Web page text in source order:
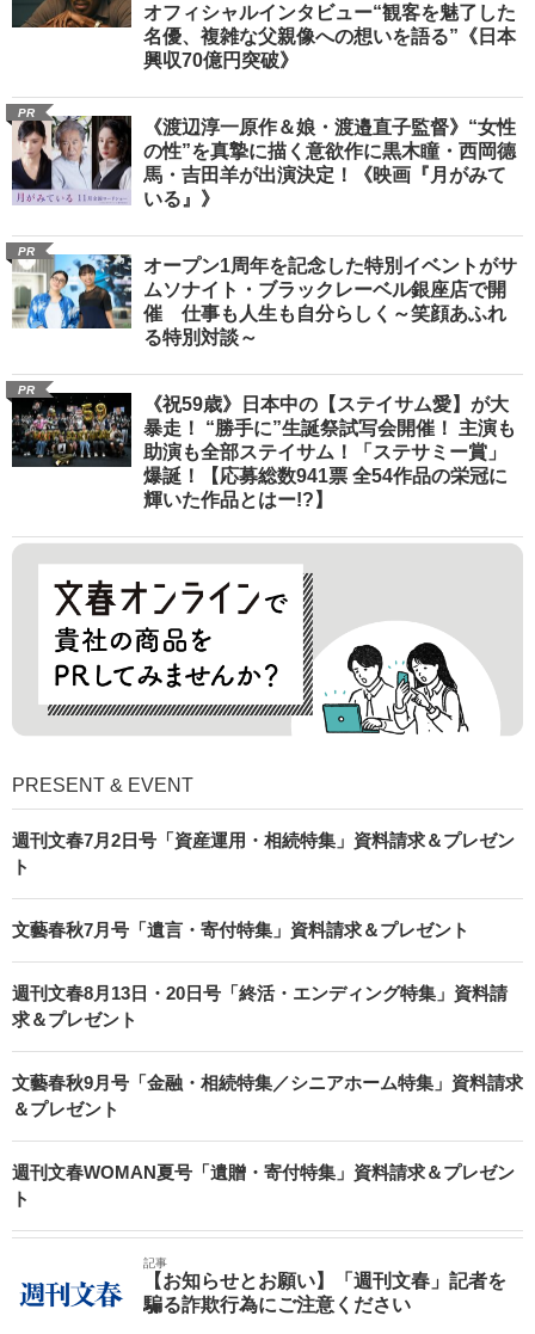
オフィシャルインタビュー“観客を魅了した
名優、複雑な父親像への想いを語る”《日本
興収70億円突破》
PR
《渡辺淳一原作＆娘・渡邉直子監督》“女性
の性”を真摯に描く意欲作に黒木瞳・西岡德
馬・吉田羊が出演決定！《映画『月がみて
いる』》
PR
オープン1周年を記念した特別イベントがサ
ムソナイト・ブラックレーベル銀座店で開
催 仕事も人生も自分らしく～笑顔あふれ
る特別対談～
PR
《祝59歳》日本中の【ステイサム愛】が大
暴走！ “勝手に”生誕祭試写会開催！ 主演も
助演も全部ステイサム！「ステサミー賞」
爆誕！【応募総数941票 全54作品の栄冠に
輝いた作品とはー!?】
PRESENT & EVENT
週刊文春7月2日号「資産運用・相続特集」資料請求＆プレゼン
ト
文藝春秋7月号「遺言・寄付特集」資料請求＆プレゼント
週刊文春8月13日・20日号「終活・エンディング特集」資料請
求＆プレゼント
文藝春秋9月号「金融・相続特集／シニアホーム特集」資料請求
＆プレゼント
週刊文春WOMAN夏号「遺贈・寄付特集」資料請求＆プレゼン
ト
記事
【お知らせとお願い】「週刊文春」記者を
騙る詐欺行為にご注意ください